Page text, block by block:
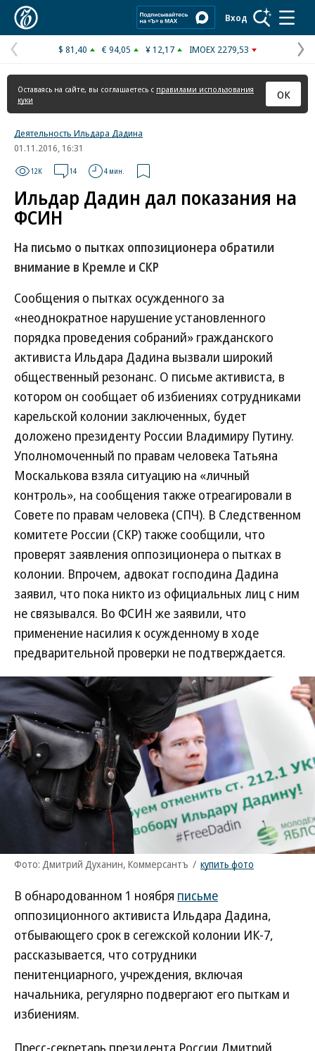
Вход
Предыдущая
страница
$ 81,40 € 94,05 ¥ 12,17 IMOEX 2279,53
Оставаясь на сайте, вы соглашаетесь с правилами использования
куки
ОК
Деятельность Ильдара Дадина
01.11.2016, 16:31
12K 14 4 мин.
Ильдар Дадин дал показания на
ФСИН
На письмо о пытках оппозиционера обратили
внимание в Кремле и СКР
Сообщения о пытках осужденного за
«неоднократное нарушение установленного
порядка проведения собраний» гражданского
активиста Ильдара Дадина вызвали широкий
общественный резонанс. О письме активиста, в
котором он сообщает об избиениях сотрудниками
карельской колонии заключенных, будет
доложено президенту России Владимиру Путину.
Уполномоченный по правам человека Татьяна
Москалькова взяла ситуацию на «личный
контроль», на сообщения также отреагировали в
Совете по правам человека (СПЧ). В Следственном
комитете России (СКР) также сообщили, что
проверят заявления оппозиционера о пытках в
колонии. Впрочем, адвокат господина Дадина
заявил, что пока никто из официальных лиц с ним
не связывался. Во ФСИН же заявили, что
применение насилия к осужденному в ходе
предварительной проверки не подтверждается.
Фото: Дмитрий Духанин, Коммерсантъ / купить фото
В обнародованном 1 ноября письме
оппозиционного активиста Ильдара Дадина,
отбывающего срок в сегежской колонии ИК-7,
рассказывается, что сотрудники
пенитенциарного, учреждения, включая
начальника, регулярно подвергают его пыткам и
избиениям.
Пресс-секретарь президента России Дмитрий